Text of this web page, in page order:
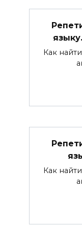
Как
Как